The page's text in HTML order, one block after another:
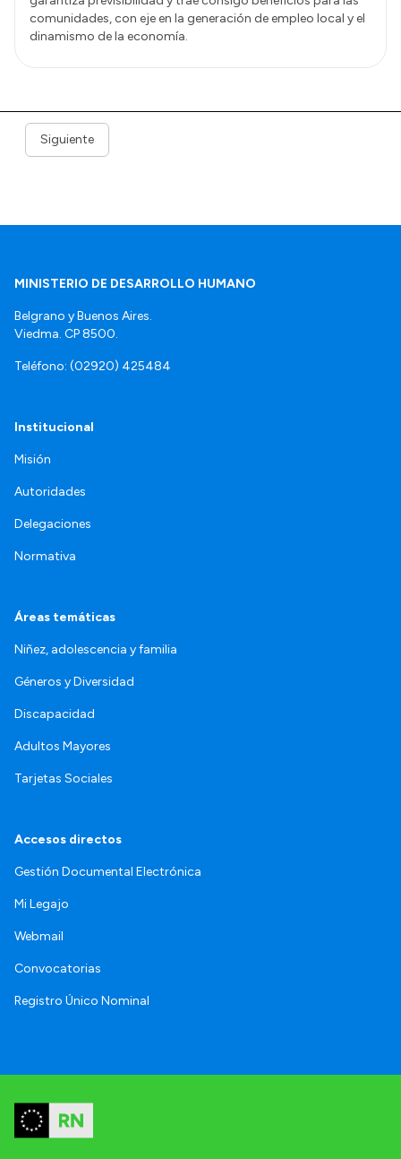
comunidades, con eje en la generación de empleo local y el
dinamismo de la economía.
Siguiente
MINISTERIO DE DESARROLLO HUMANO
Belgrano y Buenos Aires.
Viedma. CP 8500.
Teléfono: (02920) 425484
Institucional
Misión
Autoridades
Delegaciones
Normativa
Áreas temáticas
Niñez, adolescencia y familia
Géneros y Diversidad
Discapacidad
Adultos Mayores
Tarjetas Sociales
Accesos directos
Gestión Documental Electrónica
Mi Legajo
Webmail
Convocatorias
Registro Único Nominal